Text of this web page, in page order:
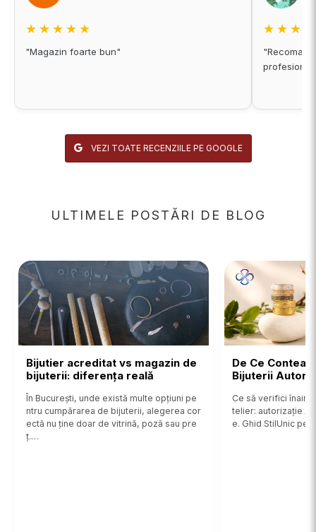
★★★★★
"Magazin foarte bun"
VEZI TOATE RECENZIILE PE GOOGLE
ULTIMELE POSTĂRI DE BLOG
Bijutier acreditat vs magazin de
bijuterii: diferența reală
În București, unde există multe opțiuni pe
ntru cumpărarea de bijuterii, alegerea cor
ectă nu ține doar de vitrină, poză sau pre
ț.…
De Ce
Bijuterii
Ce să verifici
telier: autorizație
e. Ghid StilUnic